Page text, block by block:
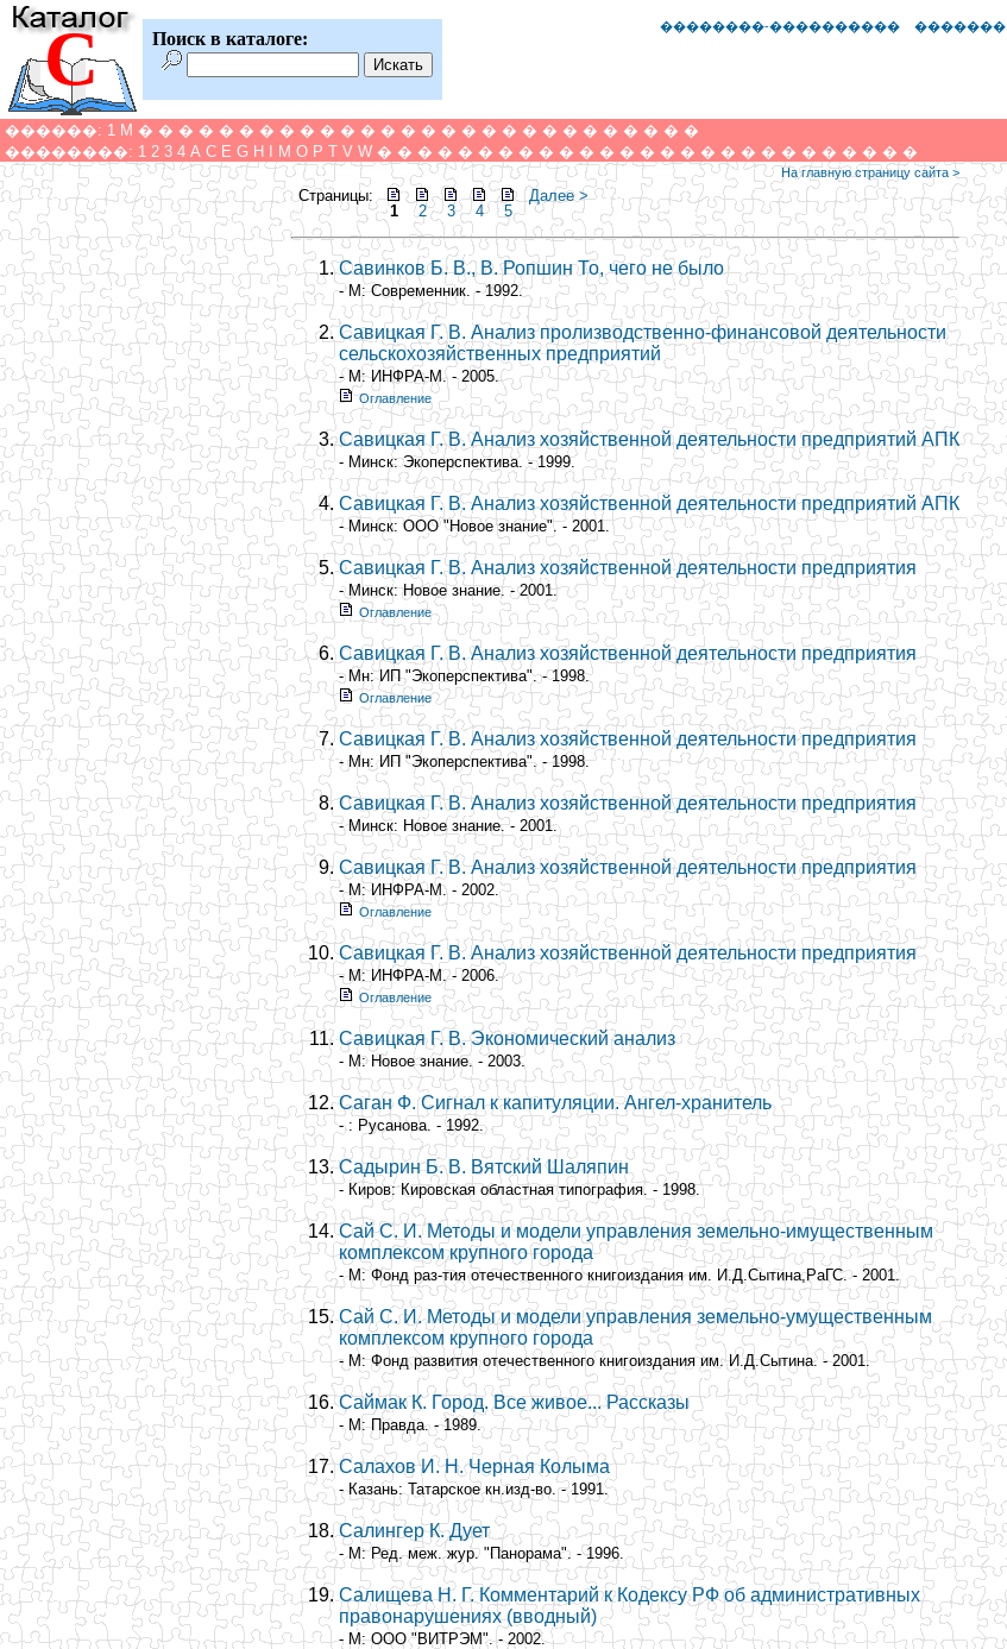
С Поиск в каталоге:
��������-���������� �������
������: 1 M � � � � � � � � � � � � � � � � � � � � � � � � � � � �
��������: 1 2 3 4 A C E G H M O P T V W � � � � � � � � � � � � � � � � � � � � � � � � � � �
На главную страницу сайта >
Страницы:
1
2 3 4 5
Далее >
Савинков Б. В., В. Ропшин То, чего не было
- М: Современник. - 1992.
Савицкая Г. В. Анализ пролизводственно-финансовой деятельности
сельскохозяйственных предприятий
- М: ИНФРА-М. - 2005.
Оглавление
Савицкая Г. В. Анализ хозяйственной деятельности предприятий АПК
- Минск: Экоперспектива. - 1999.
Савицкая Г. В. Анализ хозяйственной деятельности предприятий АПК
- Минск: ООО "Новое знание". - 2001.
Савицкая Г. В. Анализ хозяйственной деятельности предприятия
- Минск: Новое знание. - 2001.
Оглавление
Савицкая Г. В. Анализ хозяйственной деятельности предприятия
- Мн: ИП "Экоперспектива". - 1998.
Оглавление
Савицкая Г. В. Анализ хозяйственной деятельности предприятия
- Мн: ИП "Экоперспектива". - 1998.
Савицкая Г. В. Анализ хозяйственной деятельности предприятия
- Минск: Новое знание. - 2001.
Савицкая Г. В. Анализ хозяйственной деятельности предприятия
- М: ИНФРА-М. - 2002.
Оглавление
Савицкая Г. В. Анализ хозяйственной деятельности предприятия
- М: ИНФРА-М. - 2006.
Оглавление
Савицкая Г. В. Экономический анализ
- М: Новое знание. - 2003.
Саган Ф. Сигнал к капитуляции. Ангел-хранитель
- : Русанова. - 1992.
Садырин Б. В. Вятский Шаляпин
- Киров: Кировская областная типография. - 1998.
Сай С. И. Методы и модели управления земельно-имущественным
комплексом крупного города
- М: Фонд раз-тия отечественного книгоиздания им. И.Д.Сытина,РаГС. - 2001.
Сай С. И. Методы и модели управления земельно-умущественным
комплексом крупного города
- М: Фонд развития отечественного книгоиздания им. И.Д.Сытина. - 2001.
Саймак К. Город. Все живое... Рассказы
- М: Правда. - 1989.
Салахов И. Н. Черная Колыма
- Казань: Татарское кн.изд-во. - 1991.
Салингер К. Дует
- М: Ред. меж. жур. "Панорама". - 1996.
Салищева Н. Г. Комментарий к Кодексу РФ об административных
правонарушениях (вводный)
- М: ООО "ВИТРЭМ". - 2002.